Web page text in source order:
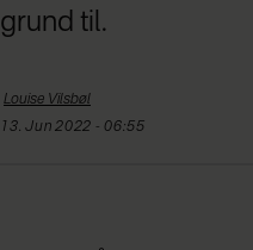
grund til.
Louise Vilsbøl
13. Jun 2022 - 06:55